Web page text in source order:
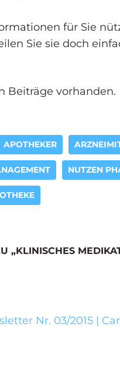
für Sie
Sie sie doch
Beiträge vorhanden.
APOTHEKER
NUTZEN
„KLINISCHES
Nr. 03/2015 |